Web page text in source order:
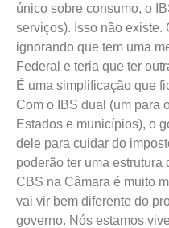
único sobre consumo, o
serviços). Isso não existe.
ignorando que tem uma
Federal e teria que ter
É uma simplificação que
Com o IBS dual (um para
Estados e municípios), o
dele para cuidar do
poderão ter uma estrutura
CBS na Câmara é muito
vai vir bem diferente do
governo. Nós estamos